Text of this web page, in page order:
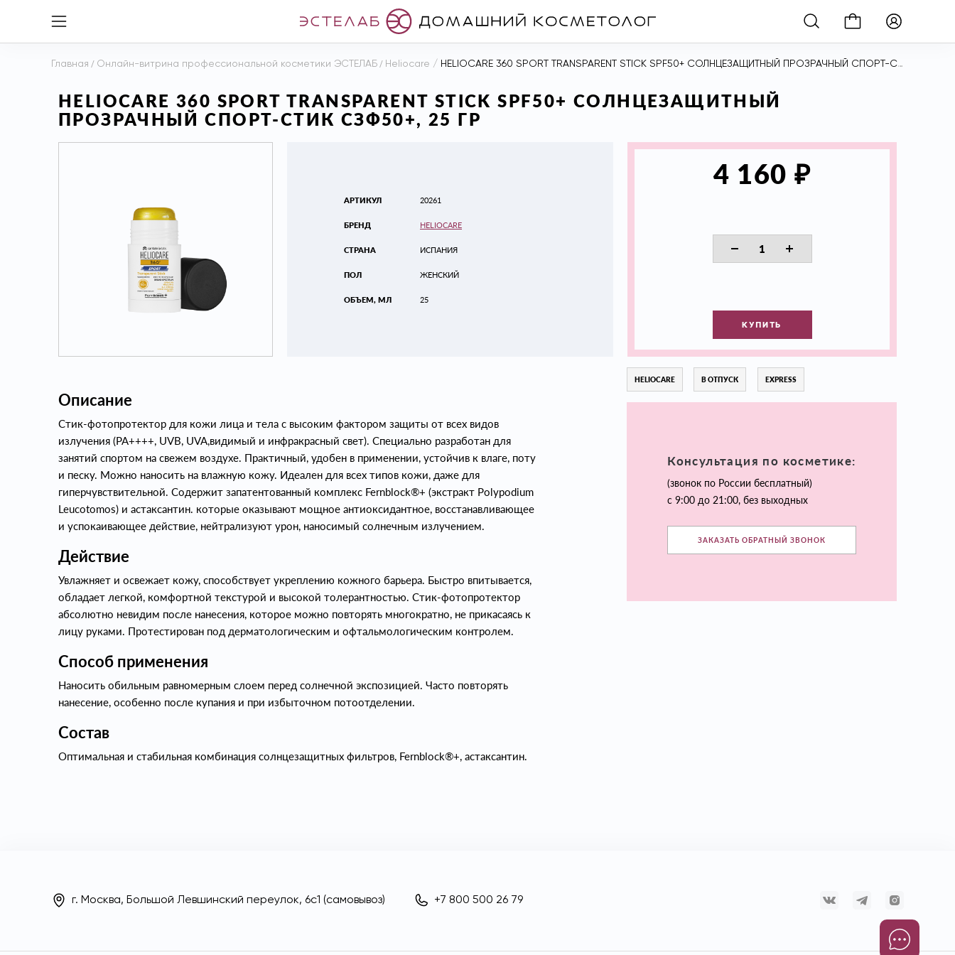
Главная / Онлайн-витрина профессиональной косметики ЭСТЕЛАБ / Heliocare / HELIOCARE 360 SPORT TRANSPARENT STICK SPF50+ СОЛНЦЕЗАЩИТНЫЙ ПРОЗРАЧНЫЙ СПОРТ-СТИК СЗФ50+, 25 гр
HELIOCARE 360 SPORT TRANSPARENT STICK SPF50+ СОЛНЦЕЗАЩИТНЫЙ
ПРОЗРАЧНЫЙ СПОРТ-СТИК СЗФ50+, 25 ГР
АРТИКУЛ
БРЕНД
СТРАНА
ПОЛ
ОБЪЕМ, МЛ
20261
HELIOCARE
ИСПАНИЯ
ЖЕНСКИЙ
25
4 160 ₽
КУПИТЬ
Описание
Стик-фотопротектор для кожи лица и тела с высоким фактором защиты от всех видов
излучения (PA++++, UVB, UVA,видимый и инфракрасный свет). Специально разработан для
занятий спортом на свежем воздухе. Практичный, удобен в применении, устойчив к влаге, поту
и песку. Можно наносить на влажную кожу. Идеален для всех типов кожи, даже для
гиперчувствительной. Содержит запатентованный комплекс Fernblock®+ (экстракт Polypodium
Leucotomos) и астаксантин. которые оказывают мощное антиоксидантное, восстанавливающее
и успокаивающее действие, нейтрализуют урон, наносимый солнечным излучением.
Действие
Увлажняет и освежает кожу, способствует укреплению кожного барьера. Быстро впитывается,
обладает легкой, комфортной текстурой и высокой толерантностью. Стик-фотопротектор
абсолютно невидим после нанесения, которое можно повторять многократно, не прикасаясь к
лицу руками. Протестирован под дерматологическим и офтальмологическим контролем.
Способ применения
Наносить обильным равномерным слоем перед солнечной экспозицией. Часто повторять
нанесение, особенно после купания и при избыточном потоотделении.
Состав
Оптимальная и стабильная комбинация солнцезащитных фильтров, Fernblock®+, астаксантин.
HELIOCARE В ОТПУСК EXPRESS
Консультация по косметике:
(звонок по России бесплатный)
с 9:00 до 21:00, без выходных
ЗАКАЗАТЬ ОБРАТНЫЙ ЗВОНОК
г. Москва, Большой Левшинский переулок, 6с1 (самовывоз) +7 800 500 26 79